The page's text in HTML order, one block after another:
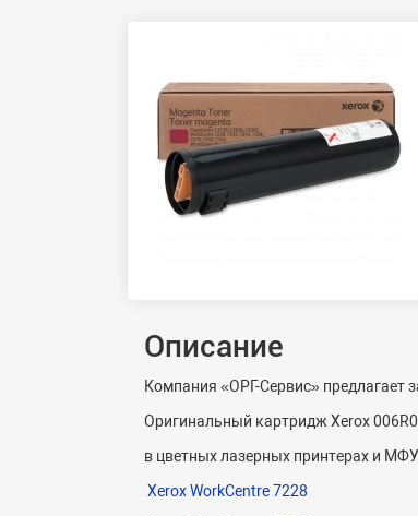
Описание
Компания «ОРГ-Сервис» предлагает
Оригинальный картридж Xerox
в цветных лазерных принтерах и
Xerox WorkCentre 7228